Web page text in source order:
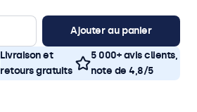
Ajouter au panier
Livraison et
retours gratuits
5 000+ avis clients,
note de 4,8/5